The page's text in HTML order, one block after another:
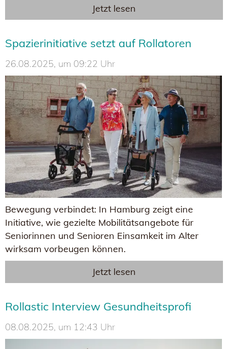
Jetzt lesen
Spazierinitiative setzt auf Rollatoren
26.08.2025, um 09:22 Uhr
Bewegung verbindet: In Hamburg zeigt eine
Initiative, wie gezielte Mobilitätsangebote für
Seniorinnen und Senioren Einsamkeit im Alter
wirksam vorbeugen können.
Jetzt lesen
Rollastic Interview Gesundheitsprofi
08.08.2025, um 12:43 Uhr